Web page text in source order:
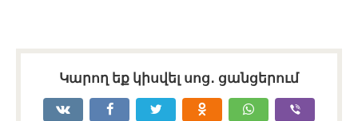
Կարող եք կիսվել սոց․ ցանցերում